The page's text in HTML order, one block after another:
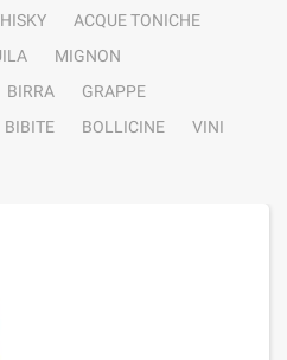
ACQUE TONICHE
MIGNON
BIRRA
GRAPPE
BIBITE BOLLICINE
VINI